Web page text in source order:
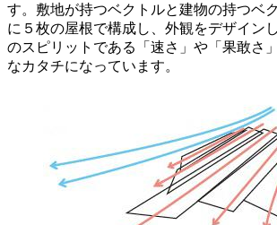
す。敷地が持つベクトルと建物の持つベ
に５枚の屋根で構成し、外観をデザイン
のスピリットである「速さ」や「果敢さ
なカタチになっています。